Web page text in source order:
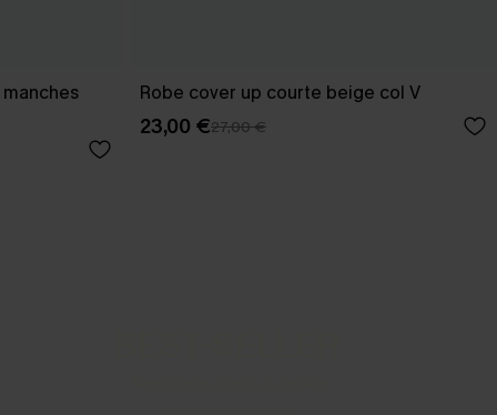
Robe cover up courte beige col V
23,00 €27,00 €